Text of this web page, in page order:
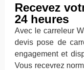
Recevez
24 heures
Avec le carreleur
devis pose de
engagement et
Vous recevrez